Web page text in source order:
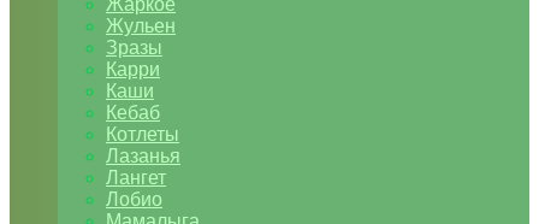
Жаркое
Жульен
Зразы
Карри
Каши
Кебаб
Котлеты
Лазанья
Лангет
Лобио